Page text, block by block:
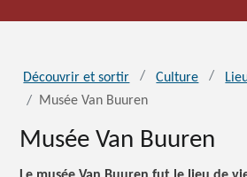
Découvrir et sortir Culture
Musée Van Buuren
Musée Van Buuren